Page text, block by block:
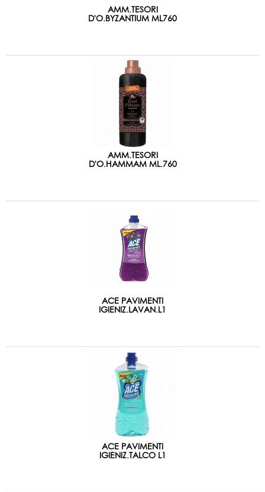
AMM.TESORI
D'O.BYZANTIUM ML760
AMM.TESORI
D'O.HAMMAM ML.760
ACE PAVIMENTI
IGIENIZ.LAVAN.L1
ACE PAVIMENTI
IGIENIZ.TALCO L1